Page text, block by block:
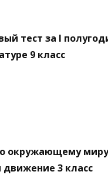
тест за I
9 класс
окружающему
движение 3 класс